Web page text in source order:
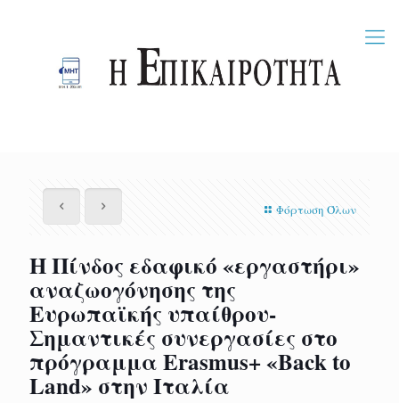
Φόρτωση Όλων
Η Πίνδος εδαφικό «εργαστήρι»
αναζωογόνησης της
Ευρωπαϊκής υπαίθρου-
Σημαντικές συνεργασίες στο
πρόγραμμα Erasmus+ «Back to
Land» στην Ιταλία